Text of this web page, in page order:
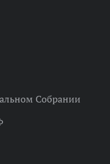
Собрании